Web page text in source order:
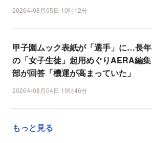
2026年08月05日 10時12分
甲子園ムック表紙が「選手」に…長年
の「女子生徒」起用めぐりAERA編集
部が回答「機運が高まっていた」
2026年08月04日 19時46分
もっと見る